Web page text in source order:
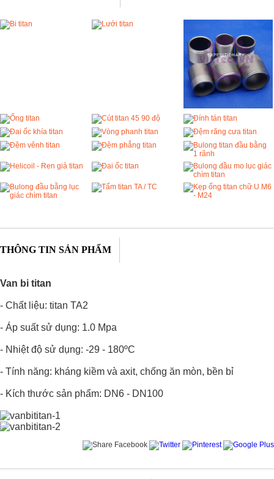
THÔNG TIN SẢN PHẨM
Van bi titan
- Chất liệu: titan TA2
- Áp suất sử dụng: 1.0 Mpa
- Nhiệt độ sử dụng: -29 - 180ºC
- Tính năng: kháng kiềm và axit, chống ăn mòn, bền bỉ
- Kích thước sản phẩm: DN6 - DN100